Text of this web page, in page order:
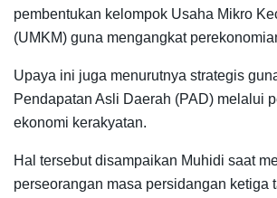
pembentukan kelompok Usaha Mikro
(UMKM) guna mengangkat
Upaya ini juga menurutnya strategis
Pendapatan Asli Daerah (PAD) melalui
ekonomi kerakyatan.
Hal tersebut disampaikan Muhidi saat
perseorangan masa persidangan ketiga